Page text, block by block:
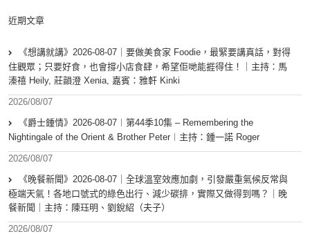
近期文章
《想講就講》2026-08-07｜要做美食家 Foodie，最緊要講真話，對得
住觀眾；只要好食，也會撐小店食肆，希望佢哋能捱得住！｜主持：馬
溱禧 Heily, 莊韻澄 Xenia, 嘉賓：雅軒 Kinki
2026/08/07
《爵士鍾情》2026-08-07︱第44季10集 – Remembering the
Nightingale of the Orient & Brother Peter︱主持：鍾一諾 Roger
2026/08/07
《晚餐新聞》2026-08-07｜全球溫室效應加劇，引發嚴重氣候反常與
極端天氣！各地口號式的綠色出行、減少碳排，實際又做得到嗎？｜晚
餐新聞｜主持：陳珏明、劉銳紹（夫子）
2026/08/07